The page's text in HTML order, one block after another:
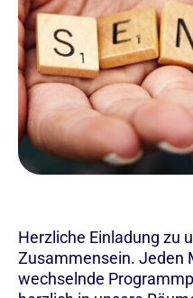
Herzliche Einladung zu
Zusammensein. Jeden
wechselnde